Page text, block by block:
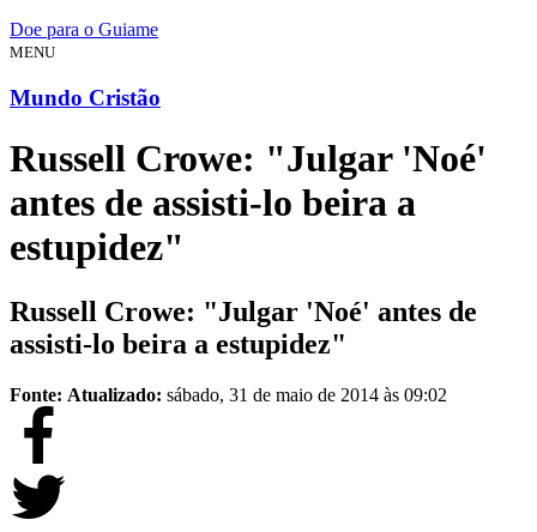
Doe para o Guiame
MENU
Mundo Cristão
Russell Crowe: "Julgar 'Noé'
antes de assisti-lo beira a
estupidez"
Russell Crowe: "Julgar 'Noé' antes de
assisti-lo beira a estupidez"
Fonte: Atualizado: sábado, 31 de maio de 2014 às 09:02